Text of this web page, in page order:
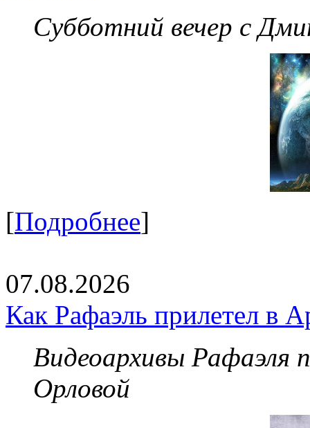
Субботний вечер с
[Подробнее]
07.08.2026
Как Рафаэль прилетел в
Видеоархивы Рафаэля
Орловой